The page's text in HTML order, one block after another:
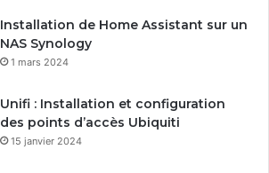
Installation de Home Assistant sur un
NAS Synology
1 mars 2024
Unifi : Installation et configuration
des points d’accès Ubiquiti
15 janvier 2024